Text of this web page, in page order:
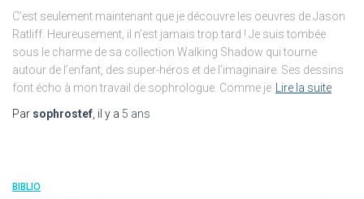
C’est seulement maintenant que je découvre les oeuvres de Jason
Ratliff. Heureusement, il n’est jamais trop tard ! Je suis tombée
sous le charme de sa collection Walking Shadow qui tourne
autour de l’enfant, des super-héros et de l’imaginaire. Ses dessins
font écho à mon travail de sophrologue. Comme je
Lire la suite
Par sophrostef , il y a 5 ans
BIBLIO